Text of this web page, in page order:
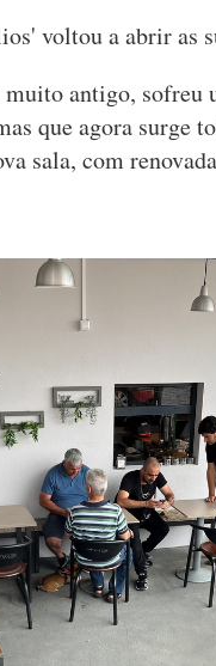
voltou a abrir as
antigo, sofreu
que agora surge
sala, com